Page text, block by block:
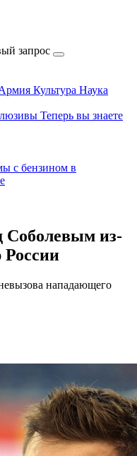
запрос
Культура Наука
Теперь вы знаете
с бензином в
из-
России
нападающего